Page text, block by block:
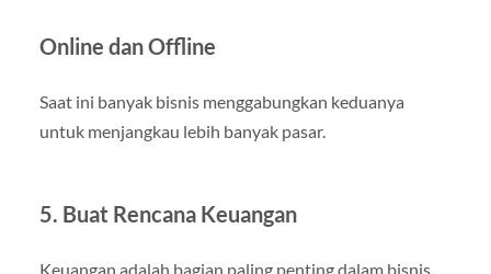
Online dan Offline
Saat ini banyak bisnis menggabungkan keduanya
untuk menjangkau lebih banyak pasar.
5. Buat Rencana Keuangan
Keuangan adalah bagian paling penting dalam bisnis.